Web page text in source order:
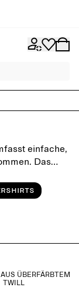
einfache,
Das
ÜBERFÄRBTEM
TWILL